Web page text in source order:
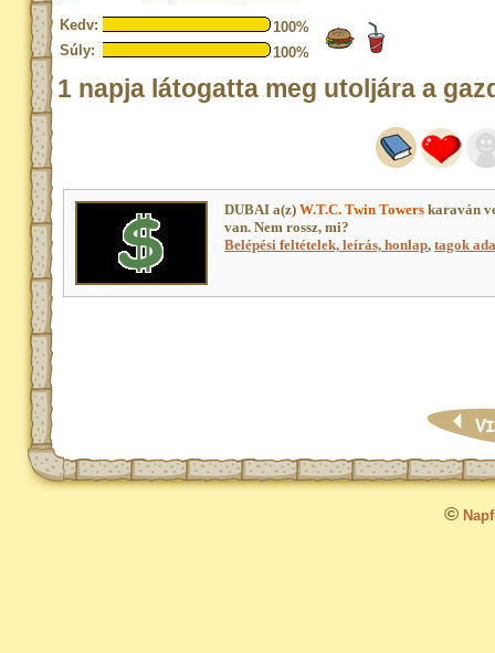
Kedv:
100%
Súly:
100%
1 napja látogatta meg utoljára a
DUBAI a(z) W.T.C. Twin Towers karaván
van. Nem rossz, mi?
Belépési feltételek, leírás, honlap, tagok
©